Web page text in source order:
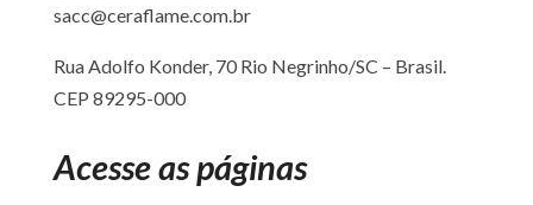
sacc@ceraflame.com.br
Rua Adolfo Konder, 70 Rio Negrinho/SC – Brasil.
CEP 89295-000
Acesse as páginas